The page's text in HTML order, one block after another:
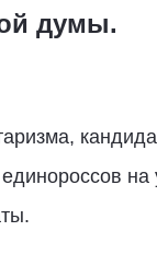
думы.